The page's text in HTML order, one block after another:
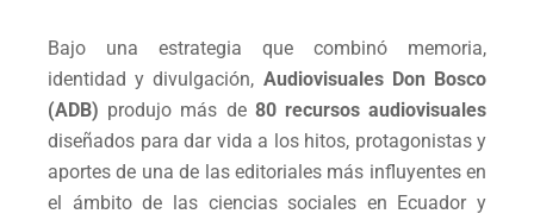
Bajo una estrategia que combinó memoria,
identidad y divulgación, Audiovisuales Don Bosco
(ADB) produjo más de 80 recursos audiovisuales
diseñados para dar vida a los hitos, protagonistas y
aportes de una de las editoriales más influyentes en
el ámbito de las ciencias sociales en Ecuador y